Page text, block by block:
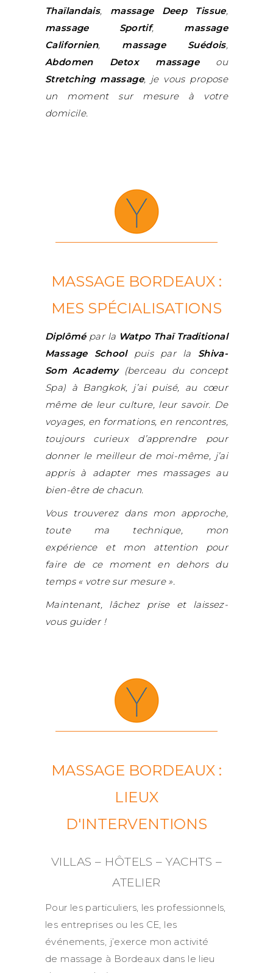
Thaïlandais, massage Deep Tissue,
massage Sportif, massage
Californien, massage Suédois,
Abdomen Detox massageou
Stretching massage, je vous propose
un moment sur mesure à votre
domicile.
MASSAGE BORDEAUX :
MES SPÉCIALISATIONS
Diplômépar la Watpo Thaï Traditional
Massage Schoolpuis par la Shiva-
Som Academy(berceau du concept
Spa) à Bangkok, j’ai puisé, au cœur
même de leur culture, leur savoir. De
voyages, en formations, en rencontres,
toujours curieux d’apprendre pour
donner le meilleur de moi-même, j’ai
appris à adapter mes massages au
bien-être de chacun.
Vous trouverez dans mon approche,
toute ma technique, mon
expérience et mon attention pour
faire de ce moment en dehors du
temps « votre sur mesure ».
Maintenant, lâchez prise et laissez-
vous guider !
MASSAGE BORDEAUX :
LIEUX
D'INTERVENTIONS
VILLAS – HÔTELS – YACHTS –
ATELIER
Pour les particuliers, les professionnels,
les entreprises ou les CE, les
événements, j’exerce mon activité
de massage à Bordeaux dans le lieu